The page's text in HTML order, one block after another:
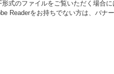
形式のファイルをご覧いただく場合
Readerをお持ちでない方は、バナ